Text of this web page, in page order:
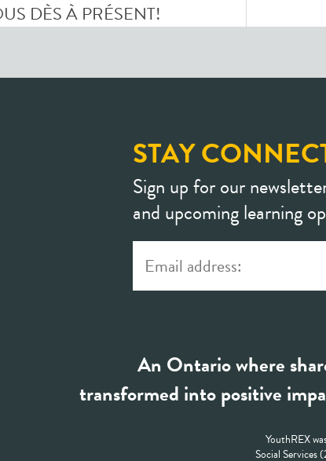
DÈS À PRÉSENT!
STAY
Sign up for our
and upcoming learning
An Ontario where
transformed into positive
YouthREX
Social